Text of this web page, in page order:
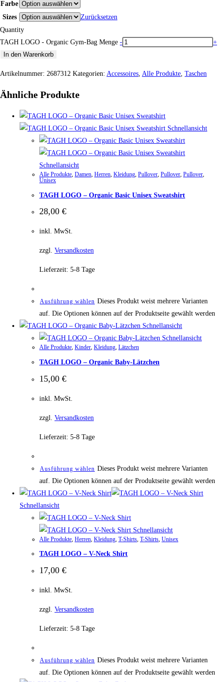
Farbe
Sizes
Zurücksetzen
Quantity
TAGH LOGO - Organic Gym-Bag Menge -
+
In den Warenkorb
Artikelnummer: 2687312 Kategorien: Accessoires Alle Produkte Taschen
Ähnliche Produkte
Schnellansicht
Schnellansicht
Alle Produkte, Damen, Herren, Kleidung, Pullover, Pullover, Pullover,
Unisex
TAGH LOGO – Organic Basic Unisex Sweatshirt
28,00 €
inkl. MwSt.
zzgl. Versandkosten
Lieferzeit: 5-8 Tage
Ausführung wählen Dieses Produkt weist mehrere Varianten
auf. Die Optionen können auf der Produktseite gewählt werden
Schnellansicht
Schnellansicht
Alle Produkte, Kinder, Kleidung, Lätzchen
TAGH LOGO – Organic Baby-Lätzchen
15,00 €
inkl. MwSt.
zzgl. Versandkosten
Lieferzeit: 5-8 Tage
Ausführung wählen Dieses Produkt weist mehrere Varianten
auf. Die Optionen können auf der Produktseite gewählt werden
Schnellansicht
Schnellansicht
Alle Produkte Herren Kleidung T-Shirts T-Shirts Unisex
TAGH LOGO – V-Neck Shirt
17,00 €
inkl. MwSt.
zzgl. Versandkosten
Lieferzeit: 5-8 Tage
Ausführung wählen Dieses Produkt weist mehrere Varianten
auf. Die Optionen können auf der Produktseite gewählt werden